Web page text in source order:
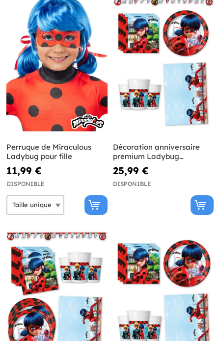
Perruque de Miraculous
Ladybug pour fille
11,99 €
DISPONIBLE
Décoration anniversaire
premium Ladybug
Miraculous 8 personnes
25,99 €
DISPONIBLE